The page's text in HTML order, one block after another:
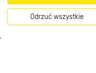
Odrzuć wszystkie